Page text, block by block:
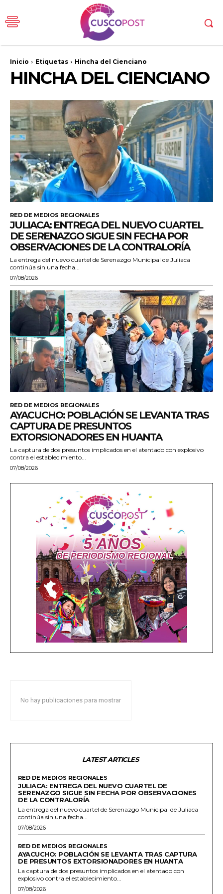
Inicio Etiquetas Hincha del Cienciano
HINCHA DEL CIENCIANO
RED DE MEDIOS REGIONALES
JULIACA: ENTREGA DEL NUEVO CUARTEL
DE SERENAZGO SIGUE SIN FECHA POR
OBSERVACIONES DE LA CONTRALORÍA
La entrega del nuevo cuartel de Serenazgo Municipal de Juliaca
continúa sin una fecha...
07/08/2026
RED DE MEDIOS REGIONALES
AYACUCHO: POBLACIÓN SE LEVANTA TRAS
CAPTURA DE PRESUNTOS
EXTORSIONADORES EN HUANTA
La captura de dos presuntos implicados en el atentado con explosivo
contra el establecimiento...
07/08/2026
No hay publicaciones para mostrar
LATEST ARTICLES
RED DE MEDIOS REGIONALES
JULIACA: ENTREGA DEL NUEVO CUARTEL DE
SERENAZGO SIGUE SIN FECHA POR OBSERVACIONES
DE LA CONTRALORÍA
La entrega del nuevo cuartel de Serenazgo Municipal de Juliaca
continúa sin una fecha...
07/08/2026
RED DE MEDIOS REGIONALES
AYACUCHO: POBLACIÓN SE LEVANTA TRAS CAPTURA
DE PRESUNTOS EXTORSIONADORES EN HUANTA
La captura de dos presuntos implicados en el atentado con
explosivo contra el establecimiento...
07/08/2026